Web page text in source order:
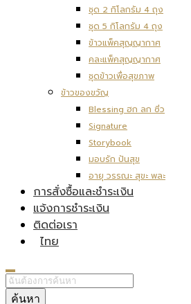
ชุด 2 กิโลกรัม 4 ถุง
ชุด 5 กิโลกรัม 4 ถุง
ข้าวแพ็คสุญญากาศ
คละแพ็คสุญญากาศ
ชุดข้าวเพื่อสุขภาพ
ข้าวของขวัญ
Blessing ฮก ลก ซิ่ว
Signature
Storybook
มอบรัก ปันสุข
อายุ วรรณะ สุขะ พละ
การสั่งซื้อและชำระเงิน
แจ้งการชำระเงิน
ติดต่อเรา
ไทย
ค้นหา